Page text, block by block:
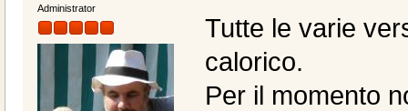
Administrator
Tutte le varie
calorico.
Per il momento